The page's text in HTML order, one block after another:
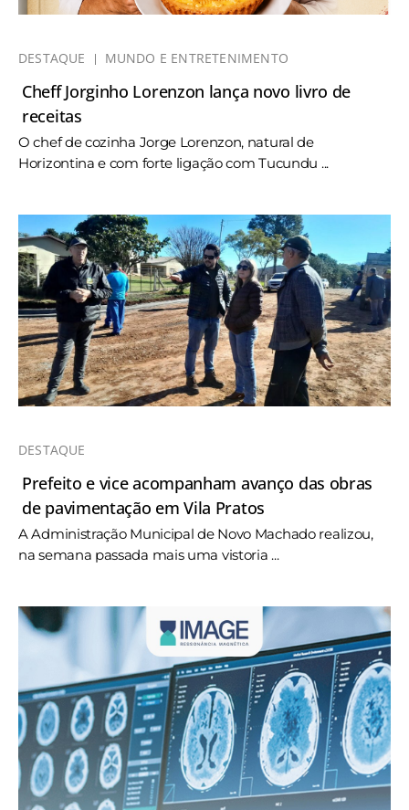
DESTAQUE MUNDO E ENTRETENIMENTO
Cheff Jorginho Lorenzon lança novo livro de
receitas
O chef de cozinha Jorge Lorenzon, natural de
Horizontina e com forte ligação com Tucundu ...
DESTAQUE
Prefeito e vice acompanham avanço das obras
de pavimentação em Vila Pratos
A Administração Municipal de Novo Machado realizou,
na semana passada mais uma vistoria ...